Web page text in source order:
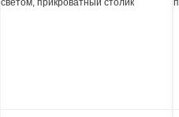
и обучение Специальная